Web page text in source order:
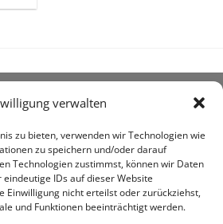
verwalten
zu bieten, verwenden wir Technologien wie
zu speichern und/oder darauf
Technologien zustimmst, können wir Daten
IDs auf dieser Website
Einwilligung nicht erteilst oder zurückziehst,
und Funktionen beeinträchtigt werden.